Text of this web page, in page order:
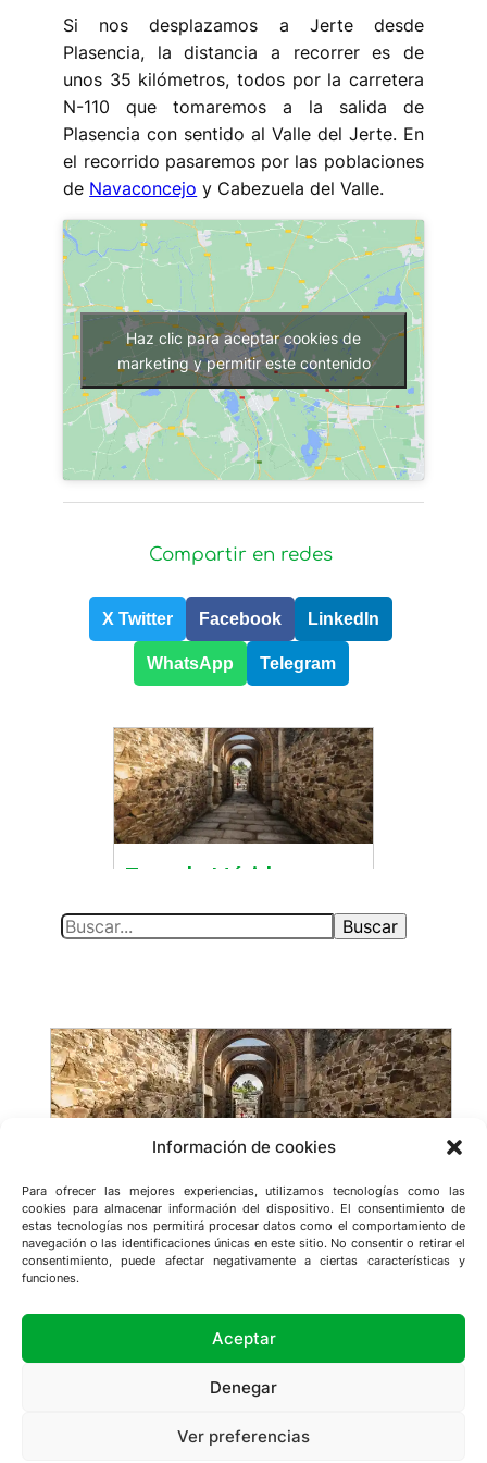
Información de cookies
Para ofrecer las mejores experiencias, utilizamos tecnologías como las
cookies para almacenar información del dispositivo. El consentimiento de
estas tecnologías nos permitirá procesar datos como el comportamiento de
navegación o las identificaciones únicas en este sitio. No consentir o retirar el
consentimiento, puede afectar negativamente a ciertas características y
funciones.
Aceptar
Denegar
Ver preferencias
Si nos desplazamos a Jerte desde
Plasencia, la distancia a recorrer es de
unos 35 kilómetros, todos por la carretera
N-110 que tomaremos a la salida de
Plasencia con sentido al Valle del Jerte. En
el recorrido pasaremos por las poblaciones
de Navaconcejo y Cabezuela del Valle.
Haz clic para aceptar cookies de
marketing y permitir este contenido
Compartir en redes
X Twitter Facebook LinkedIn
WhatsApp Telegram
S
c
h
Buscar
derechos reservados